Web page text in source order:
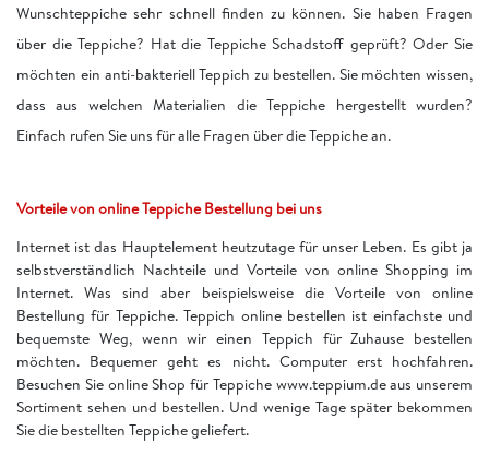
Wunschteppiche sehr schnell finden zu können. Sie haben Fragen
über die Teppiche? Hat die Teppiche Schadstoff geprüft? Oder Sie
möchten ein anti-bakteriell Teppich zu bestellen. Sie möchten wissen,
dass aus welchen Materialien die Teppiche hergestellt wurden?
Einfach rufen Sie uns für alle Fragen über die Teppiche an.
Vorteile von online Teppiche Bestellung bei uns
Internet ist das Hauptelement heutzutage für unser Leben. Es gibt ja
selbstverständlich Nachteile und Vorteile von online Shopping im
Internet. Was sind aber beispielsweise die Vorteile von online
Bestellung für Teppiche. Teppich online bestellen ist einfachste und
bequemste Weg, wenn wir einen Teppich für Zuhause bestellen
möchten. Bequemer geht es nicht. Computer erst hochfahren.
Besuchen Sie online Shop für Teppiche www.teppium.de aus unserem
Sortiment sehen und bestellen. Und wenige Tage später bekommen
Sie die bestellten Teppiche geliefert.